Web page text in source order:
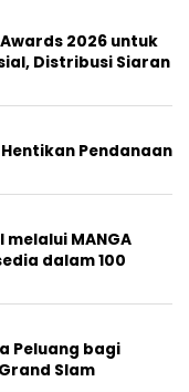
2026 untuk
Distribusi Siaran
Pendanaan
MANGA
dalam 100
Peluang bagi
Slam